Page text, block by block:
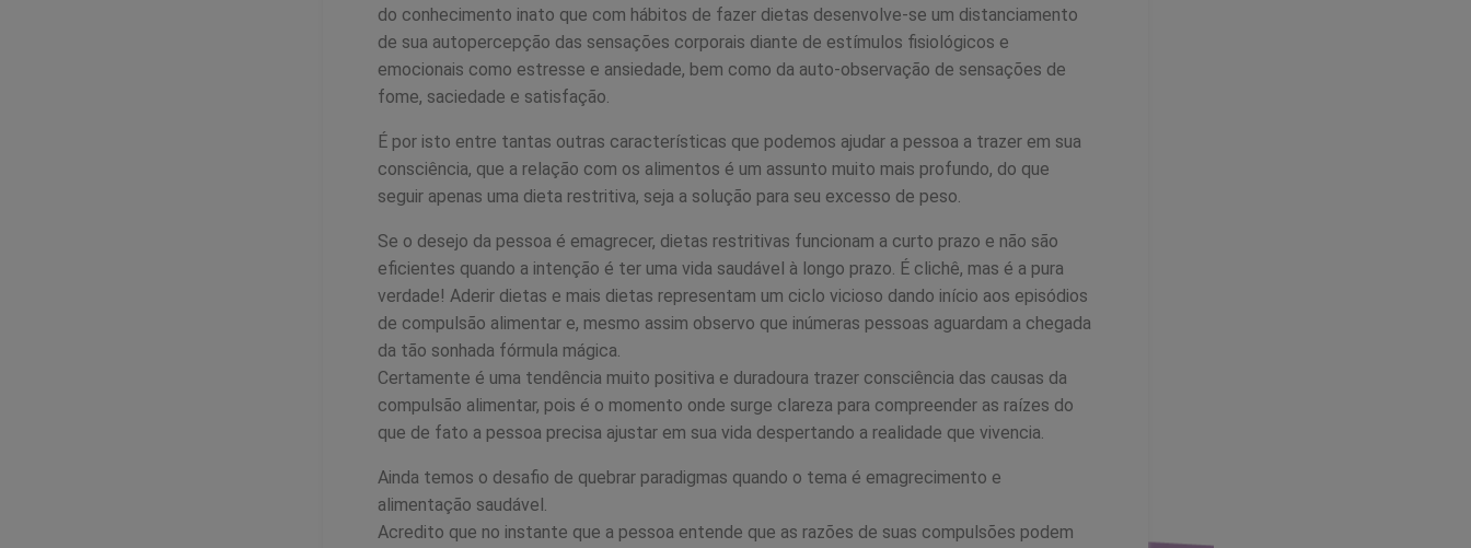
do conhecimento inato que com hábitos de fazer dietas desenvolve-se um distanciamento
de sua autopercepção das sensações corporais diante de estímulos fisiológicos e
emocionais como estresse e ansiedade, bem como da auto-observação de sensações de
fome, saciedade e satisfação.
É por isto entre tantas outras características que podemos ajudar a pessoa a trazer em sua
consciência, que a relação com os alimentos é um assunto muito mais profundo, do que
seguir apenas uma dieta restritiva, seja a solução para seu excesso de peso.
Se o desejo da pessoa é emagrecer, dietas restritivas funcionam a curto prazo e não são
eficientes quando a intenção é ter uma vida saudável à longo prazo. É clichê, mas é a pura
verdade! Aderir dietas e mais dietas representam um ciclo vicioso dando início aos episódios
de compulsão alimentar e, mesmo assim observo que inúmeras pessoas aguardam a chegada
da tão sonhada fórmula mágica.
Certamente é uma tendência muito positiva e duradoura trazer consciência das causas da
compulsão alimentar, pois é o momento onde surge clareza para compreender as raízes do
que de fato a pessoa precisa ajustar em sua vida despertando a realidade que vivencia.
Ainda temos o desafio de quebrar paradigmas quando o tema é emagrecimento e
alimentação saudável.
Acredito que no instante que a pessoa entende que as razões de suas compulsões podem